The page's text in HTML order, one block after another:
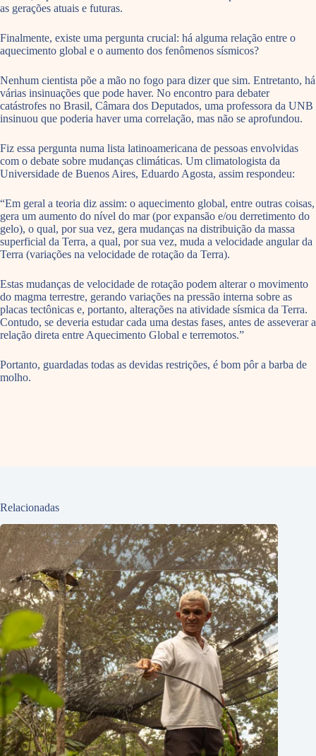
as gerações atuais e futuras.
Finalmente, existe uma pergunta crucial: há alguma relação entre o
aquecimento global e o aumento dos fenômenos sísmicos?
Nenhum cientista põe a mão no fogo para dizer que sim. Entretanto, há
várias insinuações que pode haver. No encontro para debater
catástrofes no Brasil, Câmara dos Deputados, uma professora da UNB
insinuou que poderia haver uma correlação, mas não se aprofundou.
Fiz essa pergunta numa lista latinoamericana de pessoas envolvidas
com o debate sobre mudanças climáticas. Um climatologista da
Universidade de Buenos Aires, Eduardo Agosta, assim respondeu:
“Em geral a teoria diz assim: o aquecimento global, entre outras coisas,
gera um aumento do nível do mar (por expansão e/ou derretimento do
gelo), o qual, por sua vez, gera mudanças na distribuição da massa
superficial da Terra, a qual, por sua vez, muda a velocidade angular da
Terra (variações na velocidade de rotação da Terra).
Estas mudanças de velocidade de rotação podem alterar o movimento
do magma terrestre, gerando variações na pressão interna sobre as
placas tectônicas e, portanto, alterações na atividade sísmica da Terra.
Contudo, se deveria estudar cada uma destas fases, antes de asseverar a
relação direta entre Aquecimento Global e terremotos.”
Portanto, guardadas todas as devidas restrições, é bom pôr a barba de
molho.
Relacionadas